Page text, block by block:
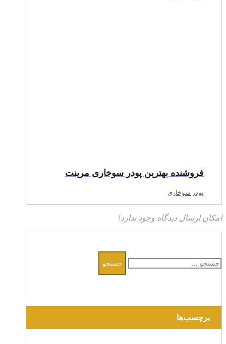
فروشنده بهترین پودر سوخاری مرینت
پودر سوخاری
امکان ارسال دیدگاه وجود ندارد!
برای:
برچسب‌ها